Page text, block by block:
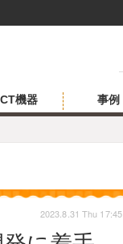
機器 事例
2023.8.31 Thu 17:45